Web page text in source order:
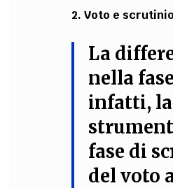
2. Voto e
La
nella
infatti, la
fase di
del voto